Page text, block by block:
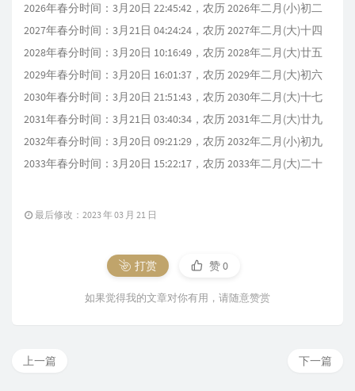
2026年春分时间：3月20日 22:45:42，农历 2026年二月(小)初二
2027年春分时间：3月21日 04:24:24，农历 2027年二月(大)十四
2028年春分时间：3月20日 10:16:49，农历 2028年二月(大)廿五
2029年春分时间：3月20日 16:01:37，农历 2029年二月(大)初六
2030年春分时间：3月20日 21:51:43，农历 2030年二月(大)十七
2031年春分时间：3月21日 03:40:34，农历 2031年二月(大)廿九
2032年春分时间：3月20日 09:21:29，农历 2032年二月(小)初九
2033年春分时间：3月20日 15:22:17，农历 2033年二月(大)二十
最后修改：2023 年 03 月 21 日
打赏 赞0
如果觉得我的文章对你有用，请随意赞赏
下一篇
上一篇